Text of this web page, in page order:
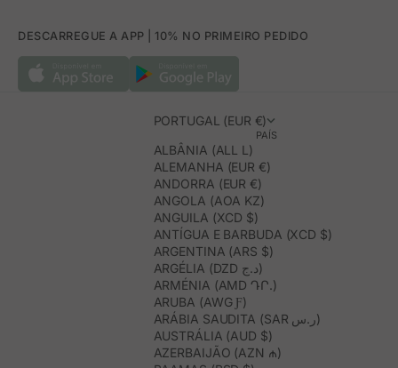
DESCARREGUE A APP | 10% NO PRIMEIRO PEDIDO
PORTUGAL (EUR €)
PAÍS
ALBÂNIA (ALL L)
ALEMANHA (EUR €)
ANDORRA (EUR €)
ANGOLA (AOA KZ)
ANGUILA (XCD $)
ANTÍGUA E BARBUDA (XCD $)
ARGENTINA (ARS $)
ARGÉLIA (DZD د.ج)
ARMÉNIA (AMD ԴՐ.)
ARUBA (AWG Ƒ)
ARÁBIA SAUDITA (SAR ر.س)
AUSTRÁLIA (AUD $)
AZERBAIJÃO (AZN ₼)